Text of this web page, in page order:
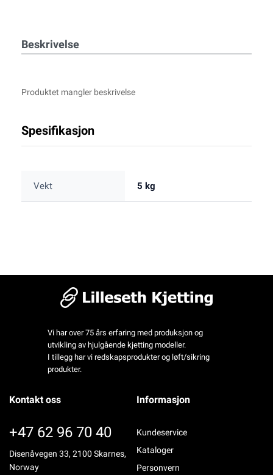
Beskrivelse
Produktet mangler beskrivelse
Spesifikasjon
Vekt 5 kg
Vi har over 75 års erfaring med produksjon og
utvikling av hjulgående kjetting modeller.
I tillegg har vi redskapsprodukter og løft/sikring
produkter.
Kontakt oss
+47 62 96 70 40
Disenåvegen 33, 2100 Skarnes,
Norway
Informasjon
Kundeservice
Kataloger
Personvern